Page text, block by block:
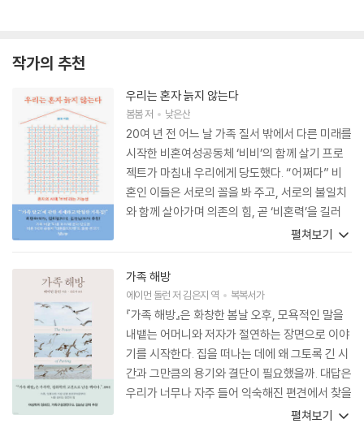
작가의 추천
우리는 혼자 늙지 않는다
봄봄저 낮은산
20여 년 전 어느 날 가족 질서 밖에서 다른 미래를
시작한 비혼여성공동체 ‘비비’의 함께 살기 프로
젝트가 마침내 우리에게 당도했다. “어쩌다” 비
혼인 이들은 서로의 꼴을 봐 주고, 서로의 불일치
와 함께 살아가며 의존의 힘, 곧 ‘비혼력’을 길러
왔다. 그것은 끝까지 함께하자는 신념의 산물이
과다. ‘비비’의 실험은 비혼공동체의 기록을 넘어,
우리가 어떻게 함께 살아갈 수 있는지를 묻는 제
안이기도 하다. 이 책을 통해 더 많은 이들이 그 실
험에 동참하길 바란다.
펼쳐보기
가족 해방
에이먼 돌런저김은지 역 복복서가
『가족 해방』은 화창한 봄날 오후, 모욕적인 말을
내뱉는 어머니와 저자가 절연하는 장면으로 이야
기를 시작한다. 집을 떠나는 데에 왜 그토록 긴 시
간과 그만큼의 용기와 결단이 필요했을까. 대답은
우리가 너무나 자주 들어 익숙해진 편견에서 찾을
수 있을지 모른다. 혈연관계는 떼려야 뗄 수 없다
펼쳐보기